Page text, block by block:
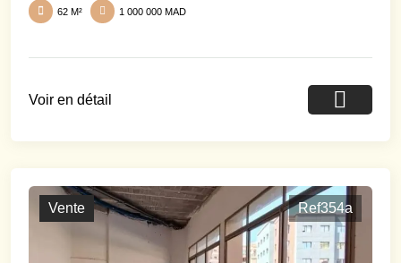
62 M² 1 000 000 MAD
Voir en détail
Vente Ref354a